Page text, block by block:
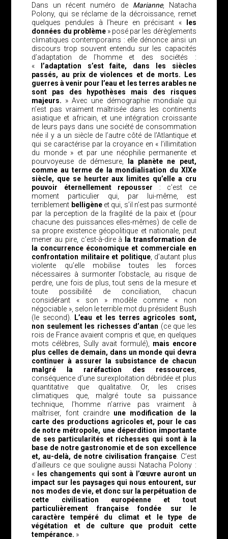
Dans un récent numéro de Marianne, Natacha
Polony, qui se réclame de la décroissance, remet
quelques pendules à l’heure en précisant « les
données du problème» posé par les dérèglements
climatiques contemporains : elle dénonce ainsi un
discours trop souvent entendu sur les capacités
d’adaptation de l’homme et des sociétés :
« l’adaptation s’est faite, dans les siècles
passés, au prix de violences et de morts. Les
guerres à venir pour l’eau et les terres arables ne
sont pas des hypothèses mais des risques
majeurs. » Avec une démographie mondiale qui
n’est pas vraiment maîtrisée dans les continents
asiatique et africain, et une intégration croissante
de leurs pays dans une société de consommation
née il y a un siècle de l’autre côté de l’Atlantique et
qui se caractérise par la croyance en « l’illimitation
du monde » et par une néophilie permanente et
pourvoyeuse de démesure, la planète ne peut,
comme au terme de la mondialisation du XIXe
siècle, que se heurter aux limites qu’elle a cru
pouvoir éternellement repousser : c’est ce
moment particulier qui, par lui-même, est
terriblement belligèneet qui, s’il n’est pas surmonté
par la perception de la fragilité de la paix et (pour
chacune des puissances elles-mêmes) de celle de
sa propre existence géopolitique et nationale, peut
mener au pire, c’est-à-dire à la transformation de
la concurrence économique et commerciale en
confrontation militaire et politique, d’autant plus
violente qu’elle mobilise toutes les forces
nécessaires à surmonter l’obstacle, au risque de
perdre, une fois de plus, tout sens de la mesure et
toute possibilité de conciliation, chacun
considérant « son » modèle comme « non
négociable », selon le terrible mot du président Bush
(le second). L’eau et les terres agricoles sont,
non seulement les richesses d’antan (ce que les
rois de France avaient compris et que, en quelques
mots célèbres, Sully avait formulé), mais encore
plus celles de demain, dans un monde qui devra
continuer à assurer la subsistance de chacun
malgré la raréfaction des ressources
conséquence d’une surexploitation débridée et plus
quantitative que qualitative. Or, les crises
climatiques que, malgré toute sa puissance
technique, l’homme n’arrive pas vraiment à
maîtriser, font craindre une modification de la
carte des productions agricoles et, pour le cas
de notre métropole, une déperdition importante
de ses particularités et richesses qui sont à la
base de notre gastronomie et de son excellence
et, au-delà, de notre civilisation française. C’est
d’ailleurs ce que souligne aussi Natacha Polony :
« les changements qui sont à l’œuvre auront un
impact sur les paysages qui nous entourent, sur
nos modes de vie, et donc sur la perpétuation de
cette civilisation européenne et tout
particulièrement française fondée sur le
caractère tempéré du climat et le type de
végétation et de culture que produit cette
tempérance. »